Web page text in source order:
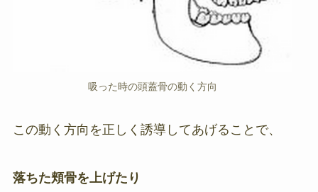
吸った時の頭蓋骨の動く方向
この動く方向を正しく誘導してあげることで、
落ちた頬骨を上げたり